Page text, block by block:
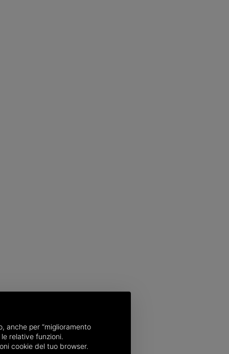
anche per “miglioramento
relative funzioni.
cookie del tuo browser.